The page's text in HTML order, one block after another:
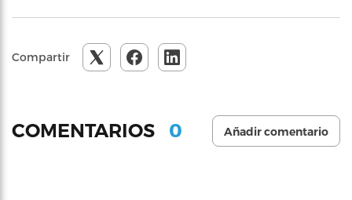
Compartir
COMENTARIOS 0 Añadir comentario